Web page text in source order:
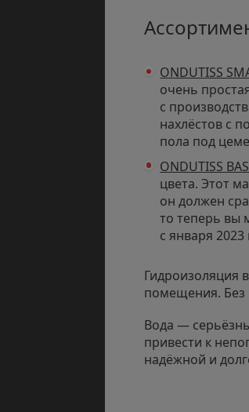
ONDUTISS
очень
с
нахлёстов с
пола под
ONDUTISS
цвета. Этот
он должен
то теперь вы
с января 2023
Гидроизоляция
помещения. Без
Вода —
привести к
надёжной и